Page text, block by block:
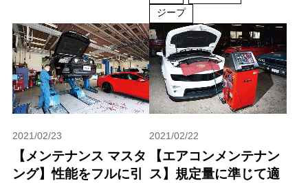
ジープ
2021/02/23
【メンテナンス マスタ
ング】性能をフルに引
2021/02/22
【エアコンメンテナン
ス】規定量に準じて適